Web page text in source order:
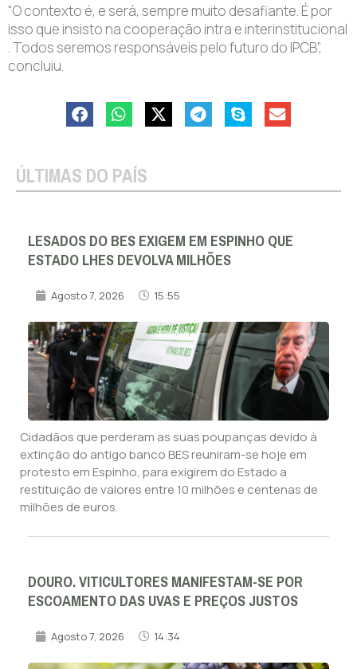
“O contexto é, e será, sempre muito desafiante. É por
isso que insisto na cooperação intra e interinstitucional
. Todos seremos responsáveis pelo futuro do IPCB”,
concluiu.
ÚLTIMAS DO PAÍS
LESADOS DO BES EXIGEM EM ESPINHO QUE
ESTADO LHES DEVOLVA MILHÕES
Agosto 7, 2026 15:55
Cidadãos que perderam as suas poupanças devido à
extinção do antigo banco BES reuniram-se hoje em
protesto em Espinho, para exigirem do Estado a
restituição de valores entre 10 milhões e centenas de
milhões de euros.
DOURO. VITICULTORES MANIFESTAM-SE POR
ESCOAMENTO DAS UVAS E PREÇOS JUSTOS
Agosto 7, 2026 14:34